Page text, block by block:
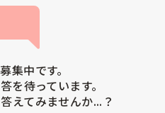
集中です。
を待っています。
えてみませんか...？